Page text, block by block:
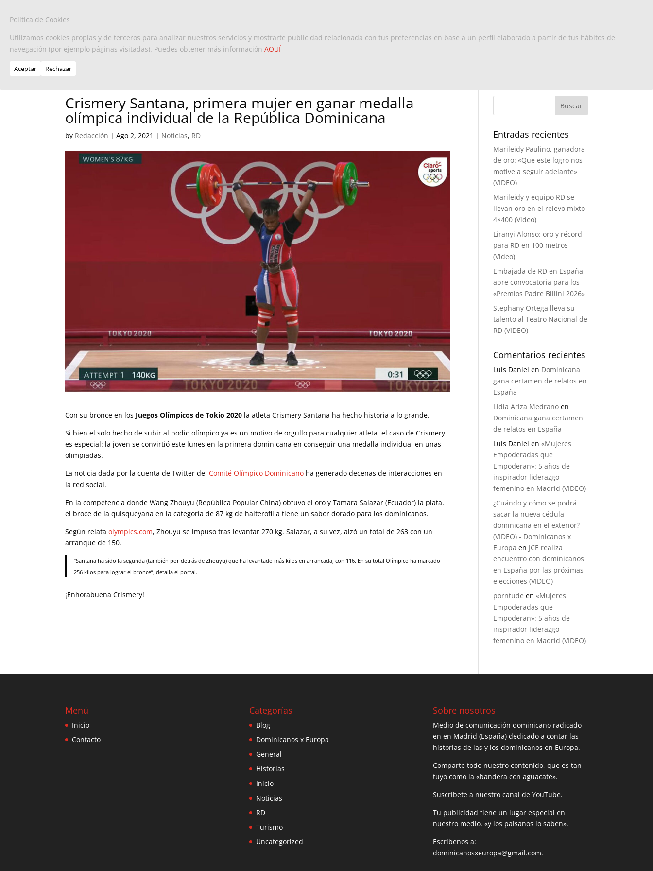
Inicio Europa Dominicanos x Europa Turismo Contacto
Crismery Santana, primera mujer en ganar medalla
olímpica individual de la República Dominicana
by Redacción |Ago 2, 2021 | Noticias, RD
Con su bronce en los Juegos Olímpicos de Tokio 2020 la atleta Crismery Santana ha hecho historia a lo grande.
Si bien el solo hecho de subir al podio olímpico ya es un motivo de orgullo para cualquier atleta, el caso de Crismery
es especial: la joven se convirtió este lunes en la primera dominicana en conseguir una medalla individual en unas
olimpiadas.
La noticia dada por la cuenta de Twitter delComité Olímpico Dominicano ha generado decenas de interacciones en
la red social.
En la competencia donde Wang Zhouyu (República Popular China) obtuvo el oro y Tamara Salazar (Ecuador) la plata,
el broce de la quisqueyana en la categoría de 87 kg de halterofilia tiene un sabor dorado para los dominicanos.
Según relataolympics.com, Zhouyu se impuso tras levantar 270 kg. Salazar, a su vez, alzó un total de 263 con un
arranque de 150.
“Santana ha sido la segunda (también por detrás de Zhouyu) que ha levantado más kilos en arrancada, con 116. En su total Olímpico ha marcado
256 kilos para lograr el bronce”, detalla el portal.
¡Enhorabuena Crismery!
Entradas recientes
Marileidy Paulino, ganadora
de oro: «Que este logro nos
motive a seguir adelante»
(VIDEO)
Marileidy y equipo RD se
llevan oro en el relevo mixto
4×400 (Video)
Liranyi Alonso: oro y récord
para RD en 100 metros
(Video)
Embajada de RD en España
abre convocatoria para los
«Premios Padre Billini 2026»
Stephany Ortega lleva su
talento al Teatro Nacional de
RD (VIDEO)
Comentarios recientes
Luis Daniel en Dominicana
gana certamen de relatos en
España
Lidia Ariza Medrano en
Dominicana gana certamen
de relatos en España
Luis Daniel en«Mujeres
Empoderadas que
Empoderan»: 5 años de
inspirador liderazgo
femenino en Madrid (VIDEO)
¿Cuándo y cómo se podrá
sacar la nueva cédula
dominicana en el exterior?
(VIDEO) - Dominicanos x
Europa en JCE realiza
encuentro con dominicanos
en España por las próximas
elecciones (VIDEO)
porntude en«Mujeres
Empoderadas que
Empoderan»: 5 años de
inspirador liderazgo
femenino en Madrid (VIDEO)
Menú
Inicio
Contacto
Categorías
Blog
Dominicanos x Europa
General
Historias
Inicio
Noticias
RD
Turismo
Uncategorized
Sobre nosotros
Medio de comunicación dominicano radicado
en en Madrid (España) dedicado a contar las
historias de las y los dominicanos en Europa.
Comparte todo nuestro contenido, que es tan
tuyo como la «bandera con aguacate».
Suscríbete a nuestro canal de YouTube.
Tu publicidad tiene un lugar especial en
nuestro medio, «y los paisanos lo saben».
Escríbenos a:
dominicanosxeuropa@gmail.com.
Política de Cookies
Utilizamos cookies propias y de terceros para analizar nuestros servicios y mostrarte publicidad relacionada con tus preferencias en base a un perfil elaborado a partir de tus hábitos de
navegación (por ejemplo páginas visitadas). Puedes obtener más información AQUÍ
Aceptar Rechazar